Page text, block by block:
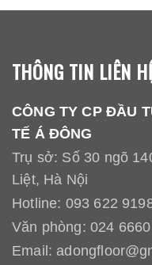
THÔNG TIN LIÊN
CÔNG TY CP ĐẦU
TẾ Á ĐÔNG
Trụ sở: Số 30 ngõ
Liệt, Hà Nội
Hotline: 093 622
Văn phòng: 024
Email: